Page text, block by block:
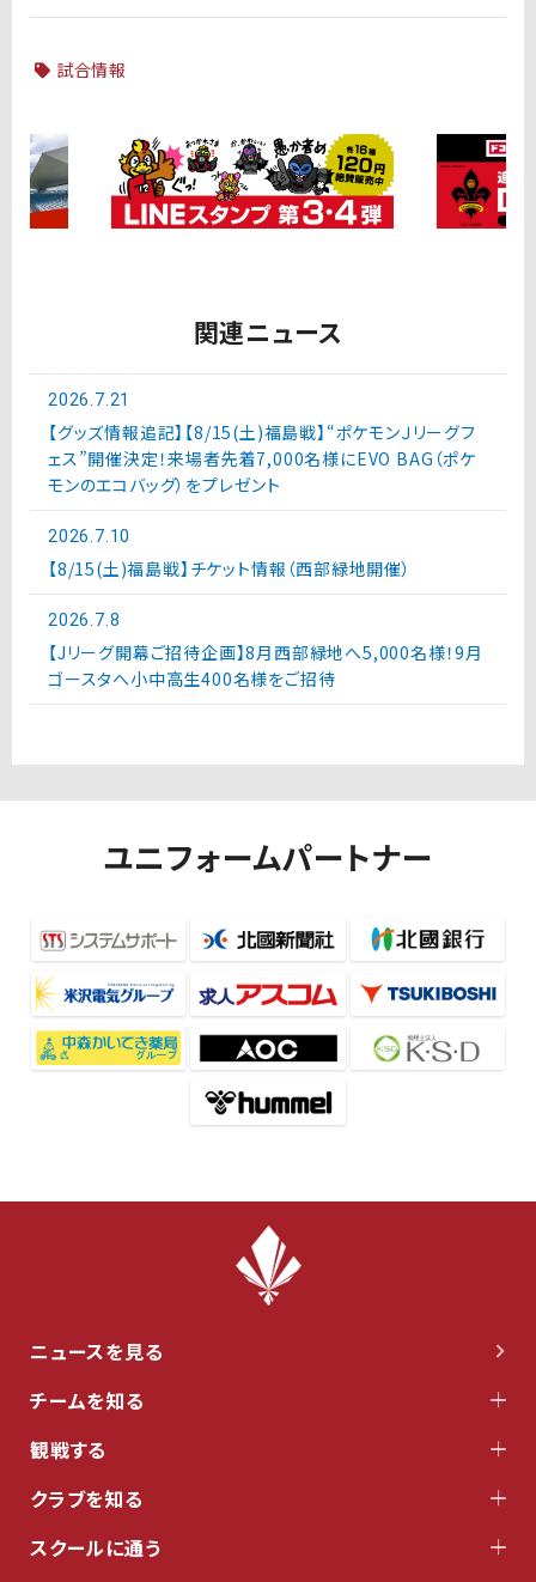
試合情報
関連ニュース
2026.7.21
【グッズ情報追記】【8/15(土)福島戦】“ポケモンＪリーグフ
ェス”開催決定！来場者先着7,000名様にEVO BAG（ポケ
モンのエコバッグ）をプレゼント
2026.7.10
【8/15(土)福島戦】チケット情報（西部緑地開催）
2026.7.8
【Jリーグ開幕ご招待企画】8月西部緑地へ5,000名様！9月
ゴースタへ小中高生400名様をご招待
ユニフォームパートナー
ニュースを見る
チームを知る
観戦する
クラブを知る
スクールに通う